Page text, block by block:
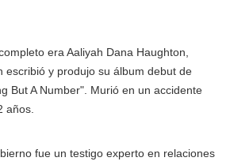
era Aaliyah Dana Haughton,
escribió y produjo su álbum debut de
But A Number". Murió en un accidente
años.
fue un testigo experto en relaciones